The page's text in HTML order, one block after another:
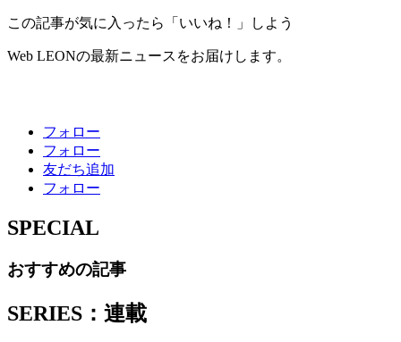
この記事が気に入ったら「いいね！」しよう
Web LEONの最新ニュースをお届けします。
フォロー
フォロー
友だち追加
フォロー
SPECIAL
おすすめの記事
SERIES：連載